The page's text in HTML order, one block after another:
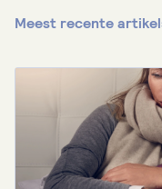
Meest recente